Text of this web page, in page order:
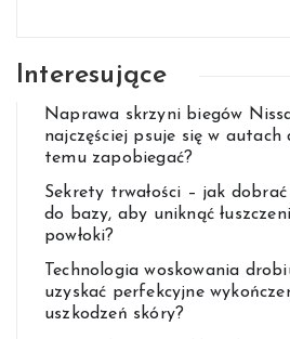
Interesujące
Naprawa skrzyni biegów
najczęściej psuje się w autach
temu zapobiegać?
Sekrety trwałości – jak
do bazy, aby uniknąć
powłoki?
Technologia woskowania
uzyskać perfekcyjne
uszkodzeń skóry?